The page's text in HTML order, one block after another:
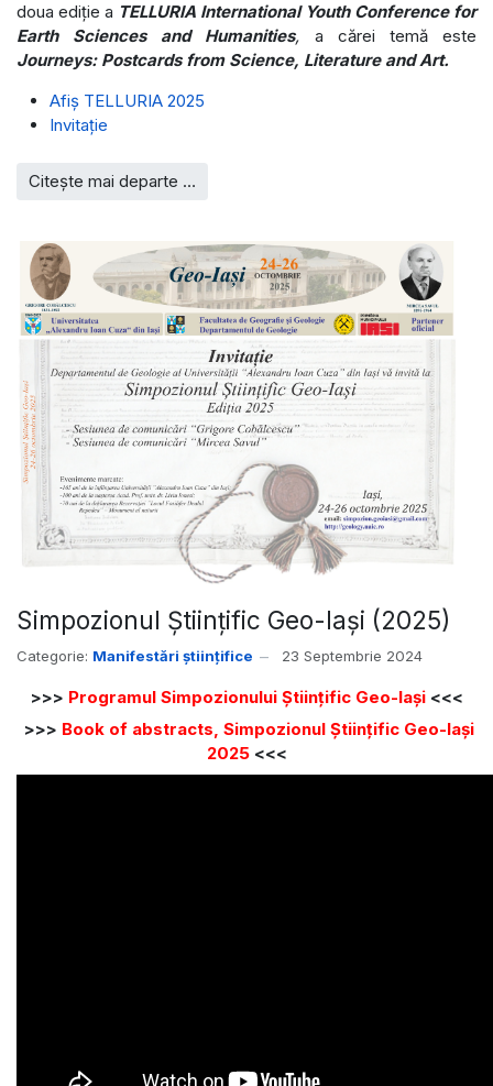
doua ediție a TELLURIA International Youth Conference for
Earth Sciences and Humanities, a cărei temă este
Journeys: Postcards from Science, Literature and Art.
Afiș TELLURIA 2025
Invitație
Citește mai departe …
Simpozionul Științific Geo-Iași (2025)
Categorie: Manifestări științifice 23 Septembrie 2024
>>> Programul Simpozionului Științific Geo-Iași<<<
>>> Book of abstracts, Simpozionul Științific Geo-Iași
2025<<<